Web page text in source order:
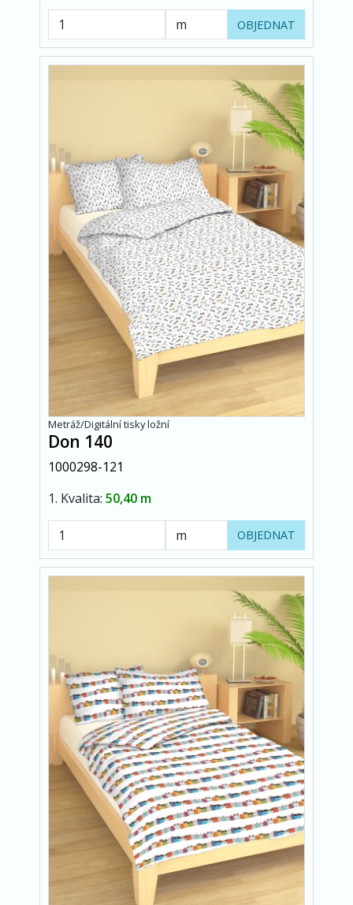
OBJEDNAT
Metráž/Digitální tisky ložní
Don 140
1000298-121
1. Kvalita: 50,40 m
OBJEDNAT